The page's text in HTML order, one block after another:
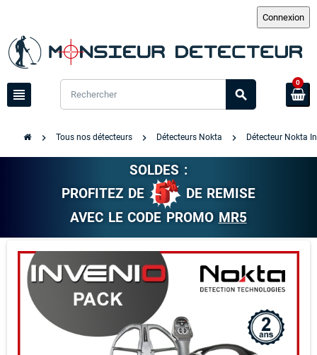
view_headline search
0
chevron_right Tous nos détecteurs chevron_right Détecteurs Nokta chevron_right Détecteur Nokta
SOLDES :
PROFITEZ DE
DE REMISE
AVEC LE CODE PROMO MR5